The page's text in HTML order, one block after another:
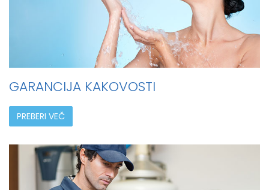
GARANCIJA KAKOVOSTI
PREBERI VEČ